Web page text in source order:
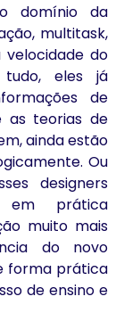
domínio da
multitask,
do
eles já
de
as teorias de
ainda estão
Ou
designers
em prática
muito mais
do novo
forma prática
de ensino e